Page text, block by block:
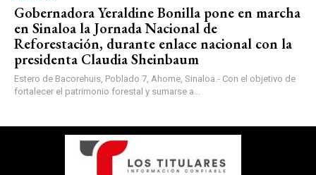
Gobernadora Yeraldine Bonilla pone en marcha
en Sinaloa la Jornada Nacional de
Reforestación, durante enlace nacional con la
presidenta Claudia Sheinbaum
Estero de Bacorehuis, Poblado 7, Ahome, Sinaloa.- Con el objetivo de
fortalecer el patrimonio forestal y sumarse a...